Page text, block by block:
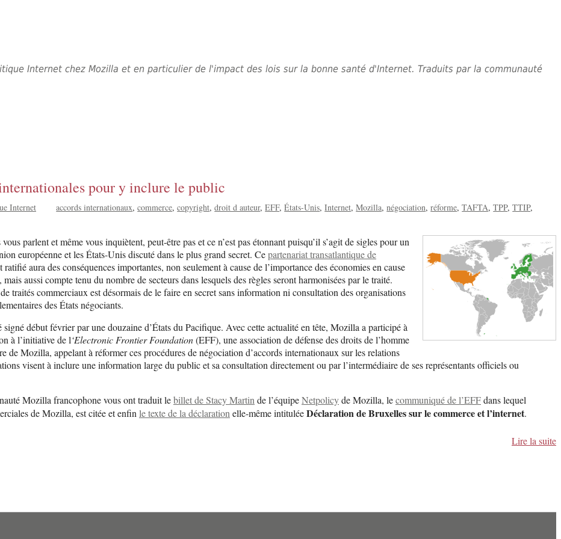
Internet chez Mozilla et en particulier de l'impact des lois sur la bonne santé d'Internet. Traduits par la communauté
pour y inclure le public
Internet accords internationaux commerce copyright droit d auteur EFF États-Unis Internet Mozilla négociation réforme TAFTA TPP TTIP
parlent et même vous inquiètent, peut-être pas et ce n’est pas étonnant puisqu’il s’agit de sigles pour un
européenne et les États-Unis discuté dans le plus grand secret. Cepartenariat transatlantique de
ratifié aura des conséquences importantes, non seulement à cause de l’importance des économies en cause
aussi compte tenu du nombre de secteurs dans lesquels des règles seront harmonisées par le traité.
traités commerciaux est désormais de le faire en secret sans information ni consultation des organisations
des États négociants.
début février par une douzaine d’États du Pacifique. Avec cette actualité en tête, Mozilla a participé à
à l’initiative de l‘Electronic Frontier Foundation(EFF), une association de défense des droits de l’homme
de Mozilla, appelant à réformer ces procédures de négociation d’accords internationaux sur les relations
visent à inclure une information large du public et sa consultation directement ou par l’intermédiaire de ses représentants officiels ou
Mozilla francophone vous ont traduit lebillet de Stacy Martin de l’équipeNetpolicyde Mozilla, lecommuniqué de l’EFFdans lequel
de Mozilla, est citée et enfin le texte de la déclaration elle-même intituléeDéclaration de Bruxelles sur le commerce et l’internet.
Lire la suite